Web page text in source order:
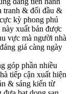
tranh & đối đầu &
kỳ phong phú
xuất bản được
vực mà người nhà
giá càng ngày
góp phần nhiều
tiếp cận xuất hiện
& sáng kiến từ